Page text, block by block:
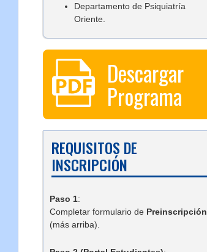
Departamento de Psiquiatría
Oriente.
Descargar
Programa
REQUISITOS DE
INSCRIPCIÓN
Paso 1:
Completar formulario de Preinscripción
(más arriba).